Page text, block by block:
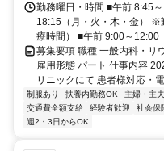
勤務曜日・時間 ■午前 8:45
18:15（月・火・木・金） ※
療時間） ■午前 9:00～12:00
募集要項 職種 一般内科・リ
雇用形態 パート 仕事内容
リニックにて 患者様対応・
制服あり 扶養内勤務OK 主婦・主
交通費全額支給
経験者歓迎 社会保
週2・3日からOK